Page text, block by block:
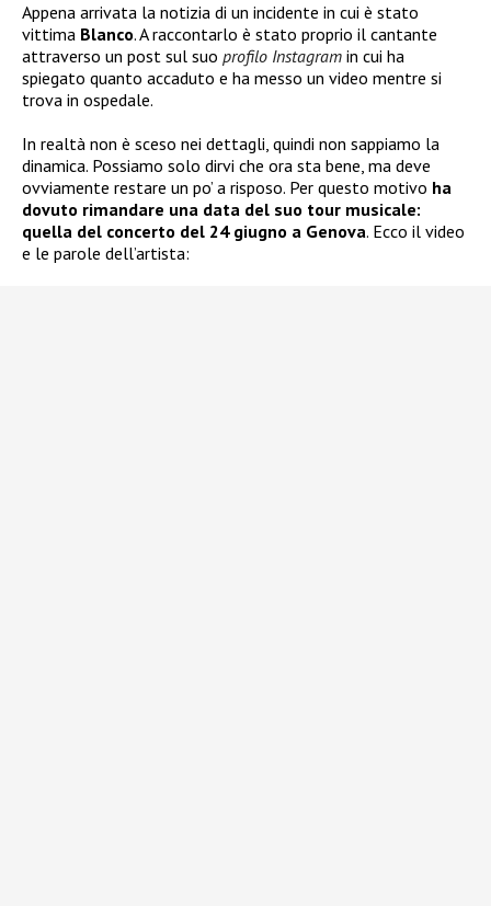
Appena arrivata la notizia di un incidente in cui è stato
vittima Blanco. A raccontarlo è stato proprio il cantante
attraverso un post sul suo profilo Instagram in cui ha
spiegato quanto accaduto e ha messo un video mentre si
trova in ospedale.
In realtà non è sceso nei dettagli, quindi non sappiamo la
dinamica. Possiamo solo dirvi che ora sta bene, ma deve
ovviamente restare un po’ a risposo. Per questo motivo ha
dovuto rimandare una data del suo tour musicale:
quella del concerto del 24 giugno a Genova. Ecco il video
e le parole dell’artista: